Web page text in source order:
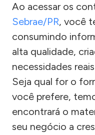
Ao acessar os
Sebrae/PR, você
consumindo
alta qualidade,
necessidades
Seja qual for o
você prefere,
encontrará o
seu negócio a